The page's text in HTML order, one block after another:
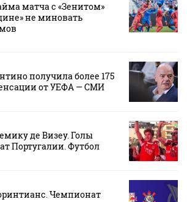
матча с «Зенитом»
не миновать
получила более 175
от УЕФА — СМИ
де Визеу. Голы
Португалии. Футбол
Чемпионат